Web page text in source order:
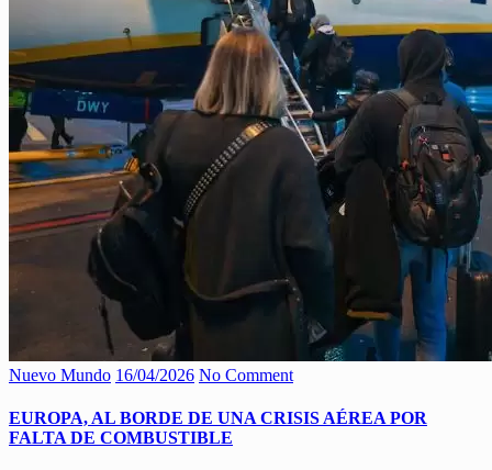
Nuevo Mundo 16/04/2026 No Comment
EUROPA, AL BORDE DE UNA CRISIS AÉREA POR
FALTA DE COMBUSTIBLE